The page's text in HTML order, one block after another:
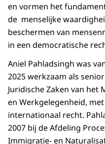
en vormen het
de menselijke
beschermen van
in een democratische
Aniel Pahladsingh was
2025 werkzaam als
Juridische Zaken van het
en Werkgelegenheid,
internationaal recht.
2007 bij de Afdeling
Immigratie- en